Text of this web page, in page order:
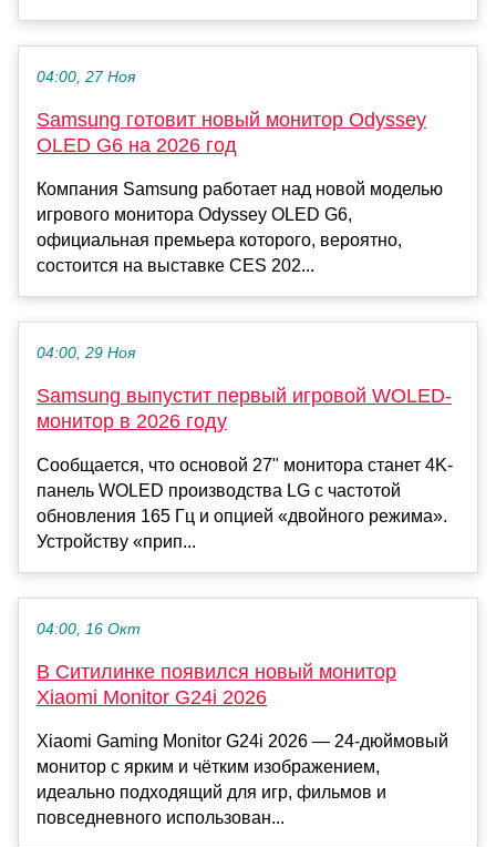
04:00, 27 Ноя
Samsung готовит новый монитор Odyssey
OLED G6 на 2026 год
Компания Samsung работает над новой моделью
игрового монитора Odyssey OLED G6,
официальная премьера которого, вероятно,
состоится на выставке CES 202...
04:00, 29 Ноя
Samsung выпустит первый игровой WOLED-
монитор в 2026 году
Сообщается, что основой 27" монитора станет 4K-
панель WOLED производства LG с частотой
обновления 165 Гц и опцией «двойного режима».
Устройству «прип...
04:00, 16 Окт
В Ситилинке появился новый монитор
Xiaomi Monitor G24i 2026
Xiaomi Gaming Monitor G24i 2026 — 24-дюймовый
монитор с ярким и чётким изображением,
идеально подходящий для игр, фильмов и
повседневного использован...